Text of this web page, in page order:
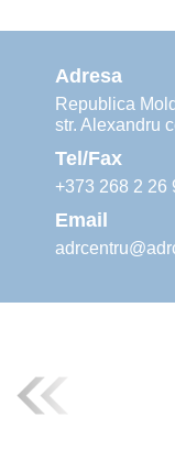
Adresa
Republica
str. Alexandru
Tel/Fax
+373 268 2 26
Email